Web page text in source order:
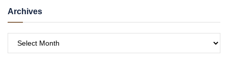
Archives